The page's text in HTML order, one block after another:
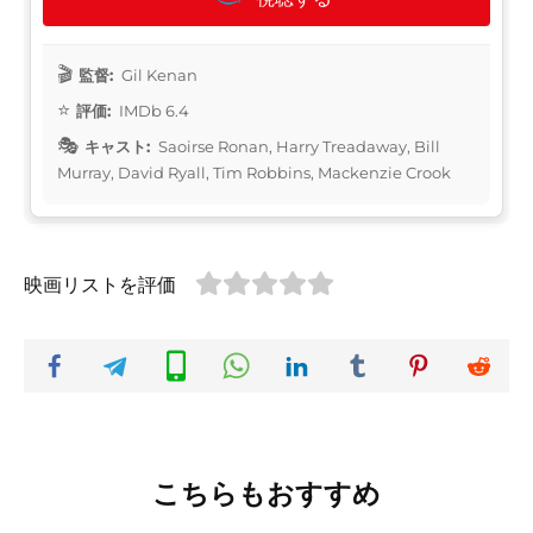
監督: Gil Kenan
評価: IMDb 6.4
キャスト: Saoirse Ronan, Harry Treadaway, Bill
Murray, David Ryall, Tim Robbins, Mackenzie Crook
映画リストを評価
こちらもおすすめ